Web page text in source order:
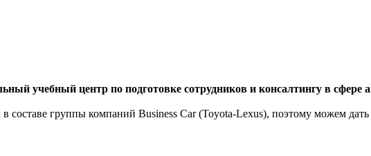
учебный центр по подготовке сотрудников и консалтингу в сфере
составе группы компаний Business Car (Toyota-Lexus), поэтому можем